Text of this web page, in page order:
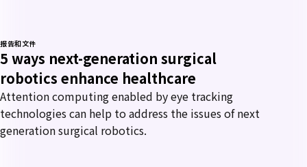
报告和文件
5 ways next-generation surgical
robotics enhance healthcare
Attention computing enabled by eye tracking
technologies can help to address the issues of next
generation surgical robotics.